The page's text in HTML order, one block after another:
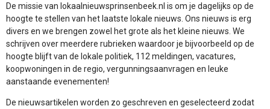
De missie van lokaalnieuwsprinsenbeek.nl is om je dagelijks op de
hoogte te stellen van het laatste lokale nieuws. Ons nieuws is erg
divers en we brengen zowel het grote als het kleine nieuws. We
schrijven over meerdere rubrieken waardoor je bijvoorbeeld op de
hoogte blijft van de lokale politiek, 112 meldingen, vacatures,
koopwoningen in de regio, vergunningsaanvragen en leuke
aanstaande evenementen!
De nieuwsartikelen worden zo geschreven en geselecteerd zodat